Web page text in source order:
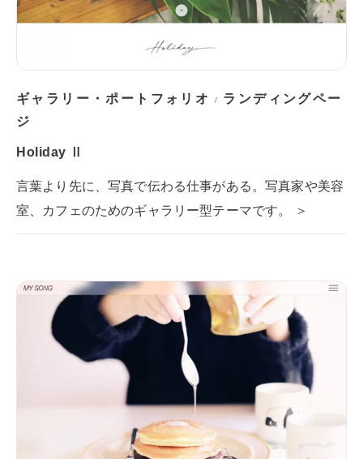
ギャラリー・ポートフォリオ / ランディングペー
ジ
Holiday Ⅱ
言葉より先に、写真で伝わる仕事がある。写真家や美容
室、カフェのためのギャラリー型テーマです。 ＞